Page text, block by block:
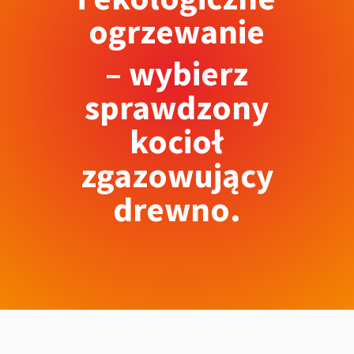
ogrzewanie
– wybierz
sprawdzony
kocioł
zgazowujący
drewno.